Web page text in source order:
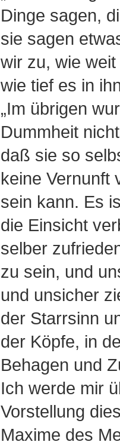
Dinge sagen,
sie sagen
wir zu, wie
wie tief es in
„Im übrigen
Dummheit
daß sie so
keine Vernunft
sein kann. Es
die Einsicht
selber
zu sein, und
und unsicher
der Starrsinn
der Köpfe, in
Behagen und
Ich werde mir
Vorstellung
Maxime des